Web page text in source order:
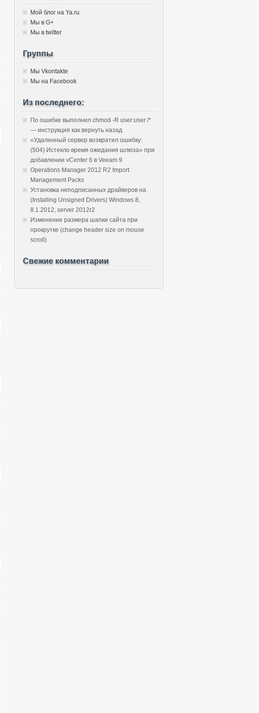
Мой блог на Ya.ru
Мы в G+
Мы в twitter
Группы
Мы Vkontakte
Мы на Facebook
Из последнего:
По ошибке выполнил chmod -R user:user /*
— инструкция как вернуть назад
«Удаленный сервер возвратил ошибку:
(504) Истекло время ожидания шлюза» при
добавлении vCenter 6 в Veeam 9
Operations Manager 2012 R2 Import
Management Packs
Установка неподписанных драйверов на
(Installing Unsigned Drivers) Windows 8,
8.1.2012, server 2012r2
Изменение размера шапки сайта при
прокрутке (change header size on mouse
scroll)
Свежие комментарии